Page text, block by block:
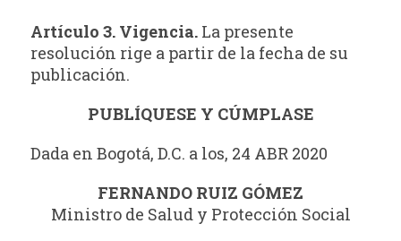
Artículo 3. Vigencia. La presente
resolución rige a partir de la fecha de su
publicación.
PUBLÍQUESE Y CÚMPLASE
Dada en Bogotá, D.C. a los, 24 ABR 2020
FERNANDO RUIZ GÓMEZ
Ministro de Salud y Protección Social